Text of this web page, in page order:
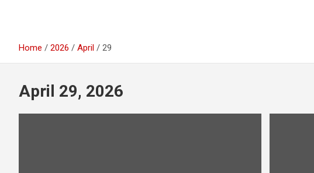
Home 2026 April 29
April 29, 2026